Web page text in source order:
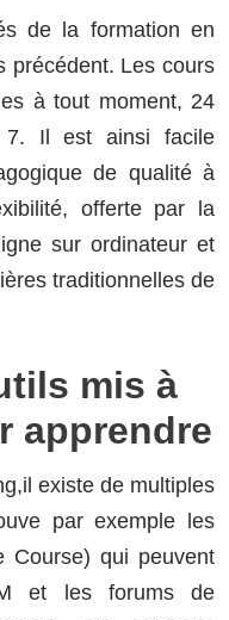
de la formation en
précédent. Les cours
à tout moment, 24
Il est ainsi facile
de qualité à
offerte par la
sur ordinateur et
traditionnelles de
mis à
apprendre
existe de multiples
par exemple les
Course) qui peuvent
et les forums de